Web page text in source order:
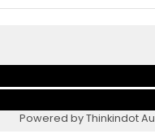
Powered by Thinkindot